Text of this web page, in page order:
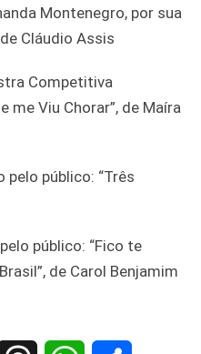
Montenegro, por sua
Cláudio Assis
Competitiva
me Viu Chorar”, de Maíra
pelo público: “Três
público: “Fico te
de Carol Benjamim